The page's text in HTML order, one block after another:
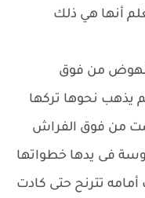
أنها هي ذلك
من فوق
يذهب نحوها تركها
من فوق الفراش
فى يدها خطواتها
تترنح حتى كادت